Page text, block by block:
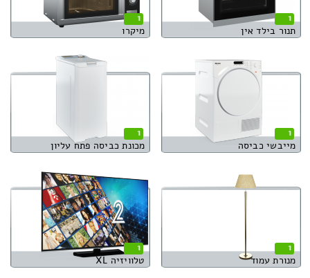
1
תנור בילד אין
1
מיקרו
1
מייבשי כביסה
1
מכונת כביסה פתח עליון
1
מנורת עמוד
1
טלוויזיה XL